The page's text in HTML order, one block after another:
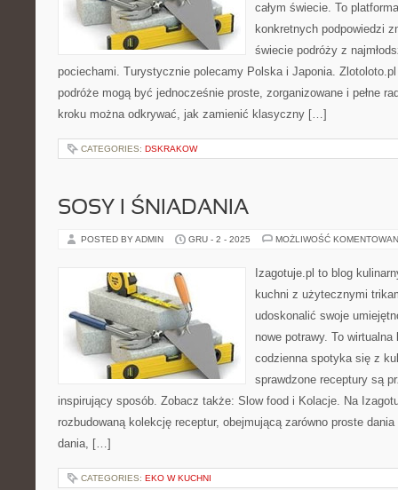
całym świecie. To
konkretnych podpowiedzi
świecie podróży z
pociechami. Turystycznie polecamy Polska i Japonia.
podróże mogą być jednocześnie proste, zorganizowane i pełne
kroku można odkrywać, jak zamienić klasyczny […]
CATEGORIES: DSKRAKOW
SOSY I ŚNIADANIA
POSTED BY ADMIN GRU - 2 - 2025 MOŻLIWOŚĆ
Izagotuje.pl to blog
kuchni z użytecznymi
udoskonalić swoje
nowe potrawy. To
codzienna spotyka się z
sprawdzone receptury są
inspirujący sposób. Zobacz także: Slow food i Kolacje. Na
rozbudowaną kolekcję receptur, obejmującą zarówno proste
dania, […]
CATEGORIES: EKO W KUCHNI